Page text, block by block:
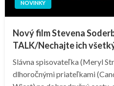
NOVINKY
Nový film Stevena
TALK/Nechajte ich
Slávna spisovateľka (Meryl
dlhoročnými priateľkami